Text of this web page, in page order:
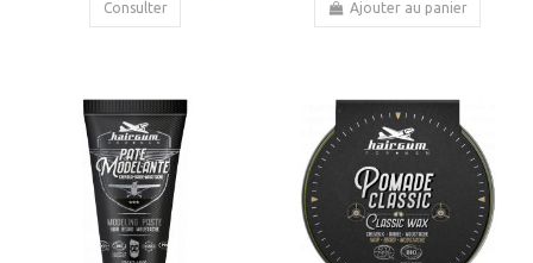
Consulter Ajouter au panier